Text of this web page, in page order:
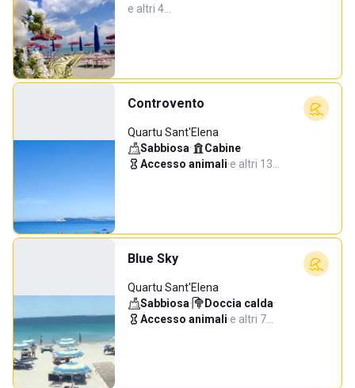
e altri 4…
Controvento
Quartu Sant'Elena
Sabbiosa· Cabine·
Accesso animali·e altri 13…
Blue Sky
Quartu Sant'Elena
Sabbiosa· Doccia calda·
Accesso animali·e altri 7…